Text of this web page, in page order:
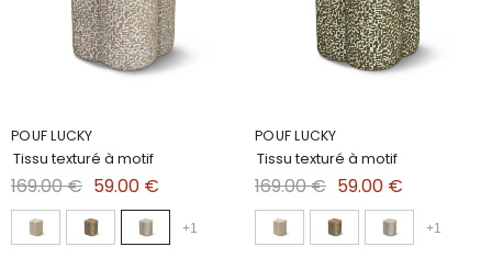
POUF LUCKY
Tissu texturé à motif
169.00 € 59.00 €
+1
POUF LUCKY
Tissu texturé à motif
169.00 € 59.00 €
+1